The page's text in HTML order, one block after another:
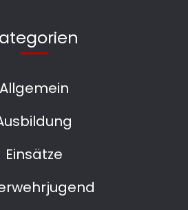
Allgemein
Einsätze